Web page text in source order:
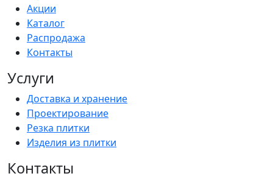
Акции
Каталог
Распродажа
Контакты
Услуги
Доставка и хранение
Проектирование
Резка плитки
Изделия из плитки
Контакты